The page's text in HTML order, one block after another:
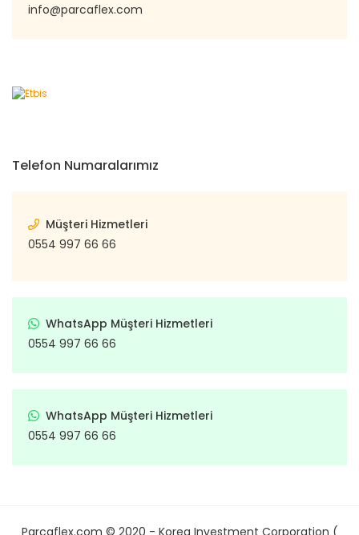
info@parcaflex.com
Telefon Numaralarımız
Müşteri Hizmetleri
0554 997 66 66
WhatsApp Müşteri Hizmetleri
0554 997 66 66
WhatsApp Müşteri Hizmetleri
0554 997 66 66
Parcaflex.com © 2020 - Korea Investment Corporation (